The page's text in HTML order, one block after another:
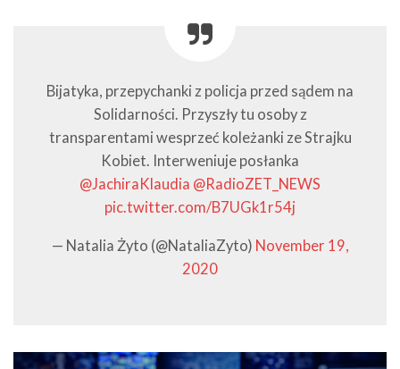
Bijatyka, przepychanki z policja przed sądem na
Solidarności. Przyszły tu osoby z
transparentami wesprzeć koleżanki ze Strajku
Kobiet. Interweniuje posłanka
@JachiraKlaudia @RadioZET_NEWS
pic.twitter.com/B7UGk1r54j
— Natalia Żyto (@NataliaZyto) November 19,
2020